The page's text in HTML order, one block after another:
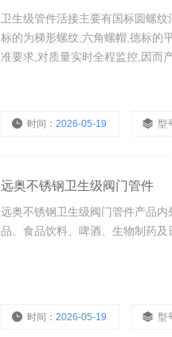
卫生级管件活接主要有国标圆螺
标的为梯形螺纹,六角螺帽,德标的
准要求,对质量实时全程监控,因而
时间： 2026-05-19 型
远奥不锈钢卫生级阀门管件
远奥不锈钢卫生级阀门管件产品
品、食品饮料、啤酒、生物制药及
时间： 2026-05-19 型